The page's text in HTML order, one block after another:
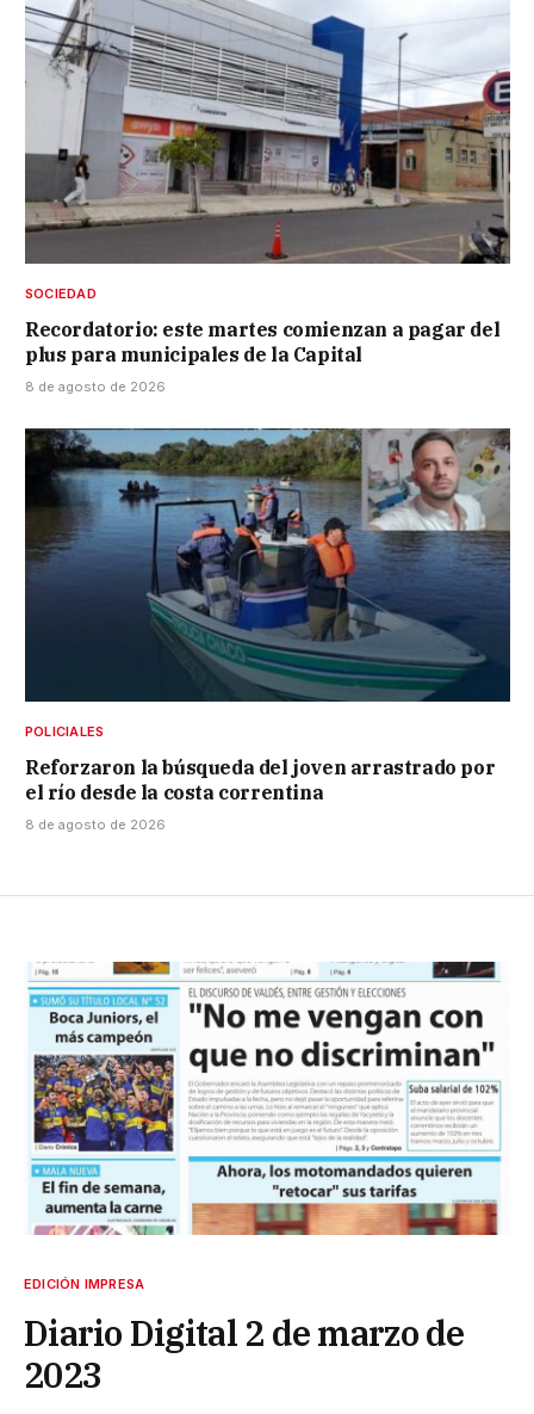
SOCIEDAD
Recordatorio: este martes comienzan a pagar del
plus para municipales de la Capital
8 de agosto de 2026
POLICIALES
Reforzaron la búsqueda del joven arrastrado por
el río desde la costa correntina
8 de agosto de 2026
EDICIÓN IMPRESA
Diario Digital 2 de marzo de
2023